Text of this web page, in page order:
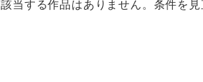
該当する作品はありません。条件を見